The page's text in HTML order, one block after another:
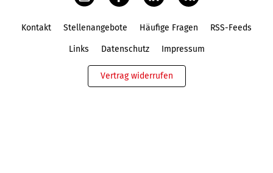
Kontakt Stellenangebote Häufige Fragen RSS-Feeds
Links Datenschutz Impressum
Vertrag widerrufen